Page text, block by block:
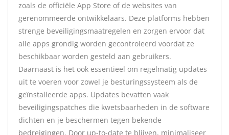
zoals de officiële App Store of de websites van
gerenommeerde ontwikkelaars. Deze platforms hebben
strenge beveiligingsmaatregelen en zorgen ervoor dat
alle apps grondig worden gecontroleerd voordat ze
beschikbaar worden gesteld aan gebruikers.
Daarnaast is het ook essentieel om regelmatig updates
uit te voeren voor zowel je besturingssysteem als de
geïnstalleerde apps. Updates bevatten vaak
beveiligingspatches die kwetsbaarheden in de software
dichten en je beschermen tegen bekende
bedreigingen. Door up-to-date te blijven, minimaliseer